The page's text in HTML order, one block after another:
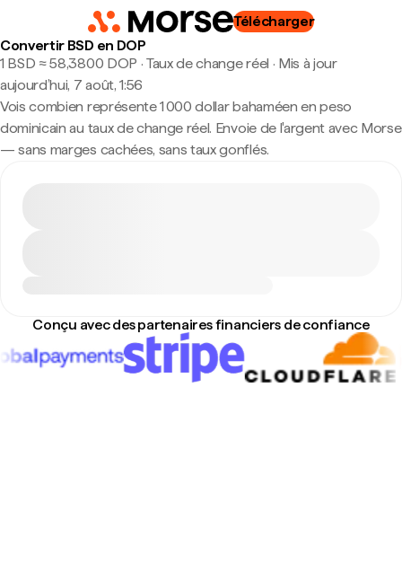
Télécharger
Convertir BSD en DOP
1 BSD ≈ 58,3800 DOP · Taux de change réel · Mis à jour
aujourd’hui, 7 août, 1:56
Vois combien représente 1 000 dollar bahaméen en peso
dominicain au taux de change réel. Envoie de l'argent avec Morse
— sans marges cachées, sans taux gonflés.
Conçu avec des partenaires financiers de confiance